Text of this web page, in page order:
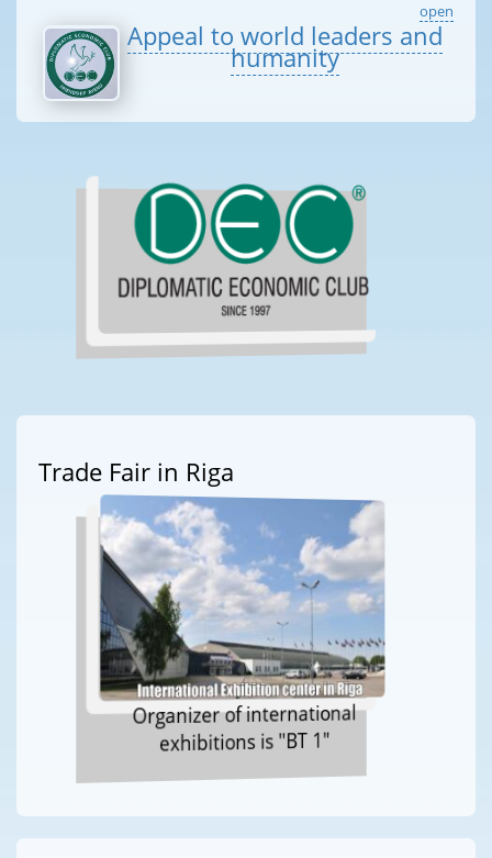
open
Appeal to world leaders and
humanity
Trade Fair in Riga
Organizer of international
exhibitions is "BT 1"